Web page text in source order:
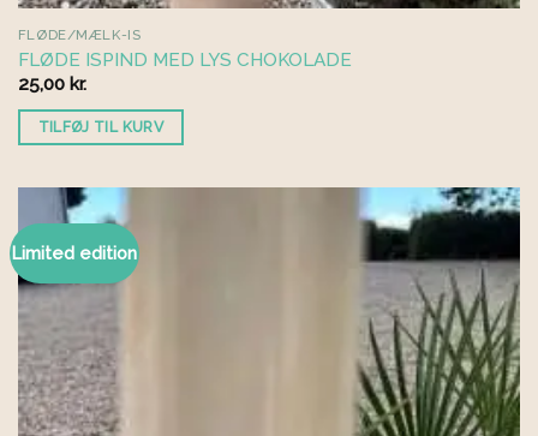
FLØDE/MÆLK-IS
FLØDE ISPIND MED LYS CHOKOLADE
25,00 kr.
TILFØJ TIL KURV
Limited edition